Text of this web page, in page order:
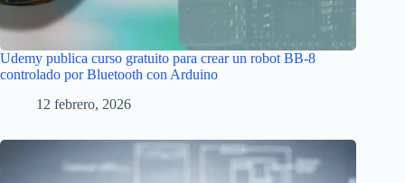
Udemy publica curso gratuito para crear un robot BB-8
controlado por Bluetooth con Arduino
12 febrero, 2026